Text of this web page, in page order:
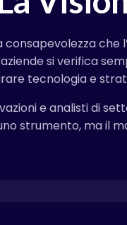
si verifica
tecnologia e
e analisti di
strumento, ma il